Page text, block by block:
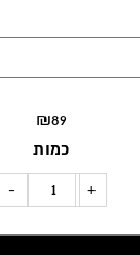
₪89
כמות
+
כמות
-